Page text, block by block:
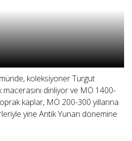
koleksiyoner Turgut
dinliyor ve MÖ 1400-
kaplar, MÖ 200-300 yıllarına
yine Antik Yunan dönemine